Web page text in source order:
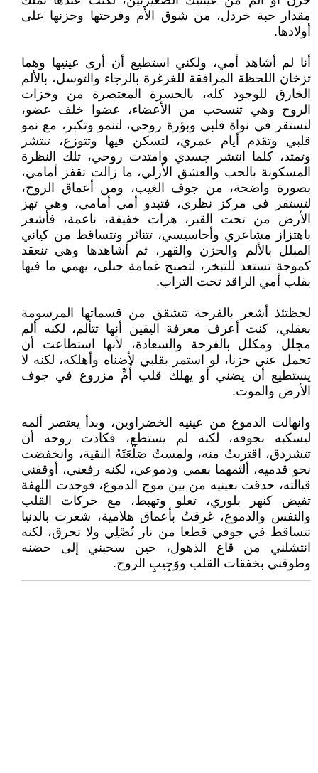
مقدار حبة خردل، من شوق الأم وفرحتها وحزنها على
أولادها.
أنا لم أشاهد أمي، ولكني استطيع أن أرى عينيها وهما
تزخان اللحظة المرافقة للغرغرة بالرجاء والتوسل، بالألم
الخارق للوجود كله، بالحسرة المعتصرة من وخزات
الروح وهي تنسحب من الأعضاء، عضوا خلف عضو،
لتستقر في نواة قلبي وبؤرة روحي، لتنمو وتكبر، مع نمو
قلبي وتقدم أيام عمري، لتسكن فيها وتتوزع، تنتشر
وتمتد، كلما انتشر جسدي وامتدت روحي، تلك النظرة
المسكونة بالحب والعشق الأزلي، ما زالت تقفز أمامي،
بصورة واضحة، من جوف الغيب، ومن أعماق الروح،
لتستقر في مركز نظري، فتبدو أمي أمامي، وهي تهز
الأرض من تحت القبر، هزات خفيفة، ناعمة، فأشعر
باهتزاز مشاعري وأحاسيسي، تتناثر وتتساقط من كياني
المبلل بالألم والحزن والقهر، ثم أشاهدها وهي تنعقد
كموجة تستعد للتبخر، لتصبح غمامة حبلى، يهمي ما فيها
بقلب أمي الراقد تحت التراب.
لحظتئذ أشعر بالفرحة تتشقق من قسماتها المرسومة
بعقلي، كنت أعرف معرفة اليقين أنها تتألم، لكنه ألم
مجلل ومكلل بالفرحة والسعادة، لأنها استطاعت أن
تحمل عني حزنا، لو استمر بقلبي لأضناه وأهلكه، لكنه لا
يستطيع أن يضني أو يهلك قلب أُمٍّ مزروع في جوف
الأرض والموت.
وانهالت الدموع من عينيه الخضراوين، وبدأ يعتصر ألمه
ليسكبه بجوفه، لكنه لم يستطع، فكادت روحه أن
تتشردق، اقتربتُ منه، ولمستُ صَلْعَتَهُ النقية، وانخفضت
نحو قدميه، ألثمهما بفمي ودموعي، لكنه رفعني، أوقفني
قبالته، حدقت بعينيه من بين موج الدموع، فوجدت اللهفة
تفيض كنهر بلوري، تعلو وتهبط، مع حركات القلب
والنفس والدموع، غرقتُ بأعماق هلامية، شعرت بالدنيا
تتساقط في جوفي قطعا من نار تُصْلِي ولا تحرق، لكنه
انتشلني من قاع الذهول، حين سحبني إلى حضنه
وطوقني بخفقات القلب ووَجِيبِ الروح.